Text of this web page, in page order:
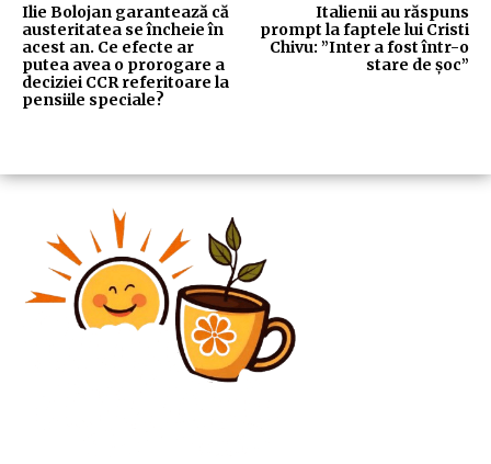
Ilie Bolojan garantează că
austeritatea se încheie în
acest an. Ce efecte ar
putea avea o prorogare a
deciziei CCR referitoare la
pensiile speciale?
Italienii au răspuns
prompt la faptele lui Cristi
Chivu: ”Inter a fost într-o
stare de șoc”